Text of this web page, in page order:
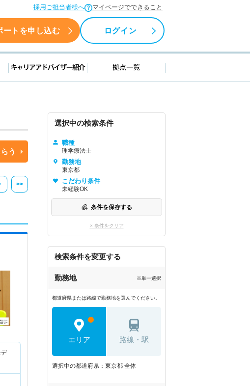
採用ご担当者様へ マイページでできること
ートを申し込む ログイン
転職支援情報 キャリアアドバイザー紹介 拠点一覧
う
>>
選択中の検索条件
職種
理学療法士
勤務地
東京都
こだわり条件
未経験OK
条件を保存する
× 条件をクリア
検索条件を変更する
勤務地 ※単一選択
都道府県または路線で勤務地を選んでください。
エリア 路線・駅
選択中の都道府県：東京都 全体